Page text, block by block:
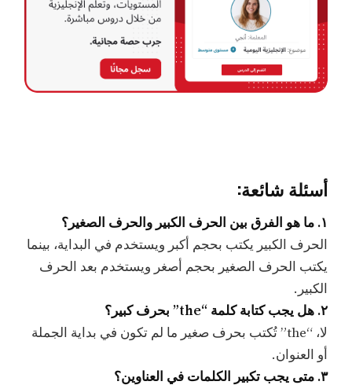
أسئلة شائعة:
١. ما هو الفرق بين الحرف الكبير والحرف الصغير؟
الحرف الكبير يكتب بحجم أكبر ويستخدم في البداية، بينما
يكتب الحرف الصغير بحجم أصغر ويستخدم بعد الحرف
الكبير.
٢. هل يجب كتابة كلمة “the” بحرف كبير؟
لا، “the” تُكتب بحرف صغير ما لم تكون في بداية الجملة
أو العنوان.
٣. متى يجب تكبير الكلمات في العناوين؟